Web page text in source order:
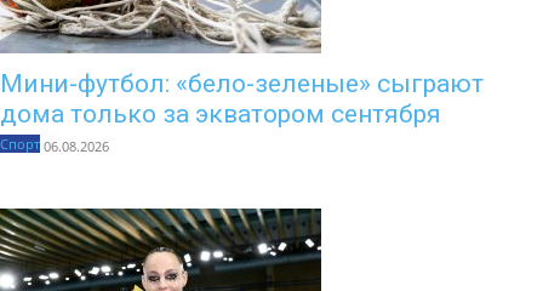
Мини-футбол: «бело-зеленые» сыграют
дома только за экватором сентября
Спорт 06.08.2026